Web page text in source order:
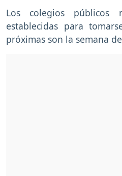
Los colegios públicos
establecidas para
próximas son la semana